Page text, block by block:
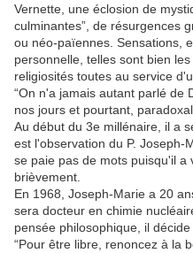
Vernette, une éclosion de
culminantes”, de résurgences
ou néo-païennes. Sensations,
personnelle, telles sont bien
religiosités toutes au service
“On n'a jamais autant parlé de
nos jours et pourtant,
Au début du 3e millénaire, il a
est l'observation du P. Joseph-
se paie pas de mots puisqu'il a
brièvement.
En 1968, Joseph-Marie a 20
sera docteur en chimie
pensée philosophique, il
“Pour être libre, renoncez à la